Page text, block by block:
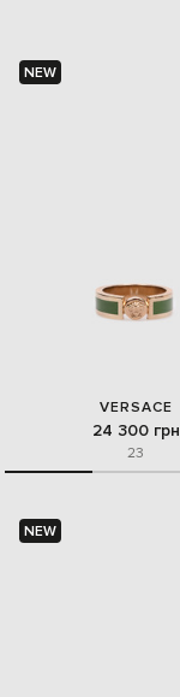
NEW
VERSACE
24 300 грн
23
NEW